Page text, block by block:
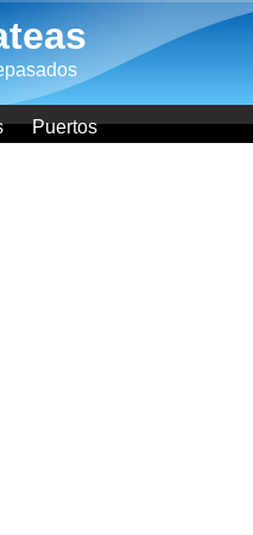
Puertos